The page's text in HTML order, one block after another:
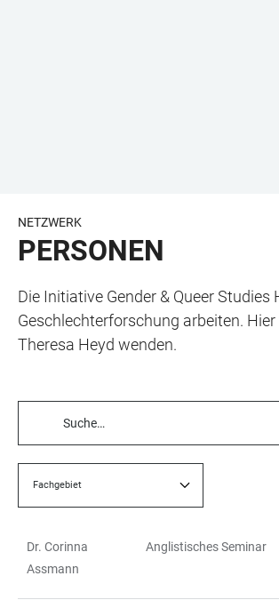
NETZWERK
PERSONEN
Die Initiative Gender & Queer
Geschlechterforschung arbeiten.
Theresa Heyd wenden.
TABELLENFILTER
Fachgebiet
TABELLE
Dr. Corinna
Assmann
Anglistisches Seminar